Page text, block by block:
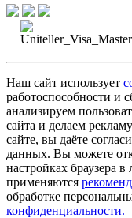
Наш сайт использует
работоспособности и
анализируем
сайта и делаем
сайте, вы даёте
данных. Вы можете
настройках браузера
применяются
обработке
конфиденциальности.